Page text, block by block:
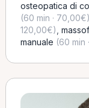
osteopatica di
(60 min · 70,00€)
120,00€)
manuale (60 min